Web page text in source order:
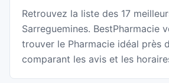
Retrouvez la liste des 17
Sarreguemines. BestPharmacie
trouver le Pharmacie idéal près
comparant les avis et les